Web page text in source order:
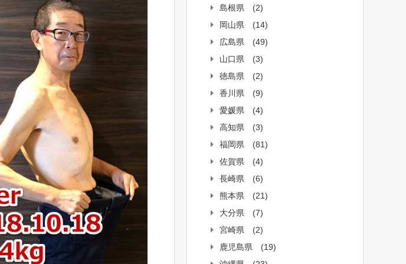
島根県
(2)
岡山県
(14)
広島県
(49)
山口県
(3)
徳島県
(2)
香川県
(9)
愛媛県
(4)
高知県
(3)
福岡県
(81)
佐賀県
(4)
長崎県
(6)
熊本県
(21)
大分県
(7)
宮崎県
(2)
鹿児島県
(19)